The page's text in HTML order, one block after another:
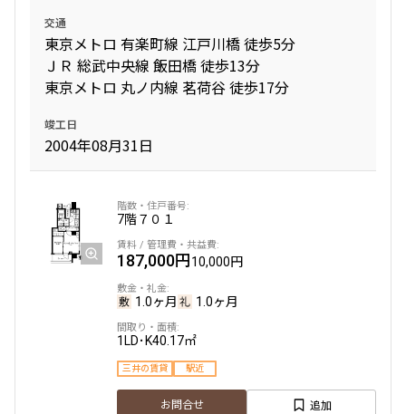
交通
東京メトロ 有楽町線 江戸川橋 徒歩5分
ＪＲ 総武中央線 飯田橋 徒歩13分
東京メトロ 丸ノ内線 茗荷谷 徒歩17分
竣工日
2004年08月31日
7階７０１
187,000円10,000円
1.0ヶ月 1.0ヶ月
1LD･K40.17㎡
三井の賃貸 駅近
お問合せ 追加